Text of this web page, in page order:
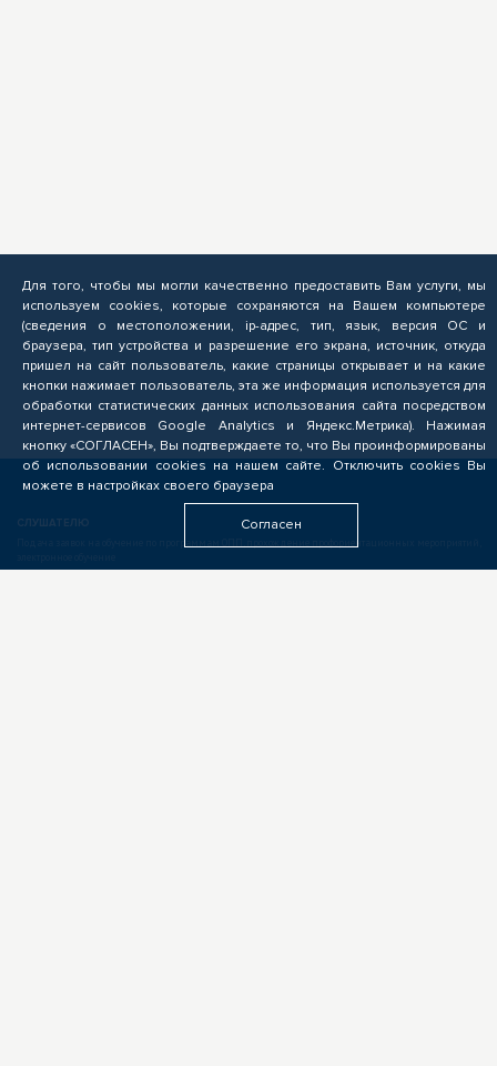
СЛУШАТЕЛЮ
Для того, чтобы мы могли качественно предоставить Вам услуги, мы
используем cookies, которые сохраняются на Вашем компьютере
(сведения о местоположении, ip-адрес, тип, язык, версия ОС и
браузера, тип устройства и разрешение его экрана, источник, откуда
пришел на сайт пользователь, какие страницы открывает и на какие
кнопки нажимает пользователь, эта же информация используется для
обработки статистических данных использования сайта посредством
интернет-сервисов Google Analytics и Яндекс.Метрика). Нажимая
кнопку «СОГЛАСЕН», Вы подтверждаете то, что Вы проинформированы
об использовании cookies на нашем сайте. Отключить cookies Вы
можете в настройках своего браузера
Согласен